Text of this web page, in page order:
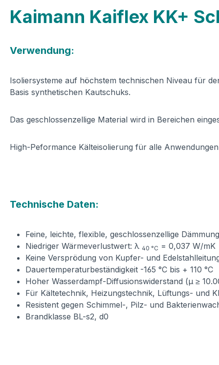
Kaimann Kaiflex KK+
Verwendung:
Isoliersysteme auf höchstem technischen Niveau für
Basis synthetischen Kautschuks.
Das geschlossenzellige Material wird in Bereichen
High-Peformance Kälteisolierung für alle
Technische Daten:
Feine, leichte, flexible, geschlossenzellige Dämmung
Niedriger Wärmeverlustwert: λ 40 °C = 0,037 W/mK
Keine Versprödung von Kupfer- und
Dauertemperaturbeständigkeit -165 °C bis + 110 °C
Hoher Wasserdampf-Diffusionswiderstand (µ ≥
Für Kältetechnik, Heizungstechnik, Lüftungs- und
Resistent gegen Schimmel-, Pilz- und
Brandklasse BL-s2, d0